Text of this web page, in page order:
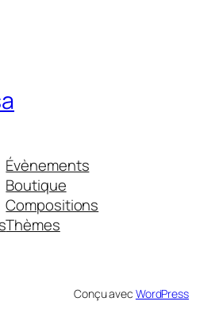
Évènements
Boutique
Compositions
Thèmes
Conçu avec WordPress